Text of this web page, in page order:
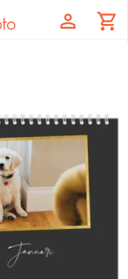
profile shopping_cart